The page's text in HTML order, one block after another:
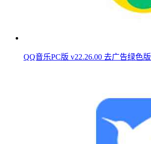
QQ音乐PC版 v22.26.00 去广告绿色版